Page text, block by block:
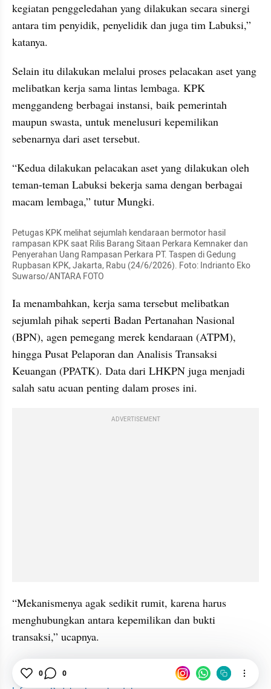
kegiatan penggeledahan yang dilakukan secara sinergi
antara tim penyidik, penyelidik dan juga tim Labuksi,”
katanya.
Selain itu dilakukan melalui proses pelacakan aset yang
melibatkan kerja sama lintas lembaga. KPK
menggandeng berbagai instansi, baik pemerintah
maupun swasta, untuk menelusuri kepemilikan
sebenarnya dari aset tersebut.
“Kedua dilakukan pelacakan aset yang dilakukan oleh
teman-teman Labuksi bekerja sama dengan berbagai
macam lembaga,” tutur Mungki.
Petugas KPK melihat sejumlah kendaraan bermotor hasil
rampasan KPK saat Rilis Barang Sitaan Perkara Kemnaker dan
Penyerahan Uang Rampasan Perkara PT. Taspen di Gedung
Rupbasan KPK, Jakarta, Rabu (24/6/2026). Foto: Indrianto Eko
Suwarso/ANTARA FOTO
Ia menambahkan, kerja sama tersebut melibatkan
sejumlah pihak seperti Badan Pertanahan Nasional
(BPN), agen pemegang merek kendaraan (ATPM),
hingga Pusat Pelaporan dan Analisis Transaksi
Keuangan (PPATK). Data dari LHKPN juga menjadi
salah satu acuan penting dalam proses ini.
ADVERTISEMENT
“Mekanismenya agak sedikit rumit, karena harus
menghubungkan antara kepemilikan dan bukti
transaksi,” ucapnya.
KPK Korupsi
0 0